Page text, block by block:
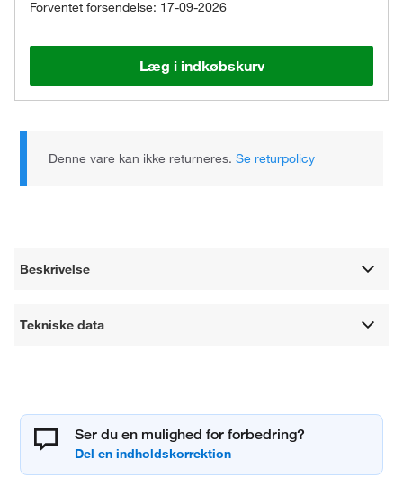
Forventet forsendelse: 17-09-2026
Læg i indkøbskurv
Denne vare kan ikke returneres.Se returpolicy
Beskrivelse
Tekniske data
Ser du en mulighed for forbedring?